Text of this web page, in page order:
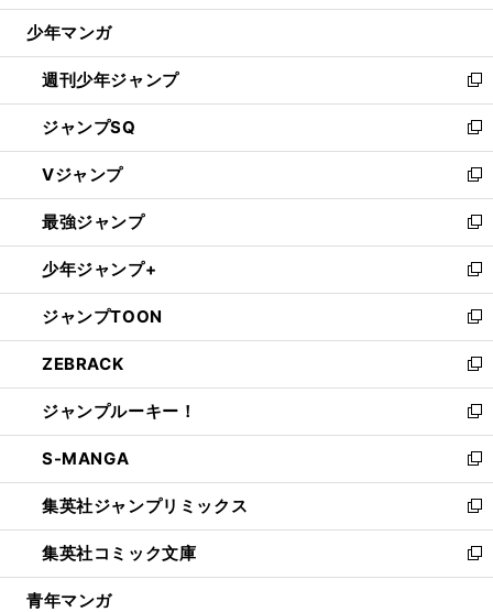
ウ
開
く
少年マンガ
週刊少年ジャンプ
新
し
い
ウ
ィ
ン
ド
ウ
で
開
く
ジャンプSQ
新
し
い
ウ
ィ
ン
ド
ウ
で
開
く
Vジャンプ
新
し
い
ウ
ィ
ン
ド
ウ
で
開
く
最強ジャンプ
新
し
い
ウ
ィ
ン
ド
ウ
で
開
く
少年ジャンプ+
新
し
い
ウ
ィ
ン
ド
ウ
で
開
く
ジャンプTOON
新
し
い
ウ
ィ
ン
ド
ウ
で
開
く
ZEBRACK
新
し
い
ウ
ィ
ン
ド
ウ
で
開
ジャンプルーキー！
新
し
い
ウ
ィ
ン
ド
ウ
S-MANGA
新
し
い
ウ
ィ
ン
集英社ジャンプリミックス
新
し
い
ウ
集英社コミック文庫
新
し
青年マンガ